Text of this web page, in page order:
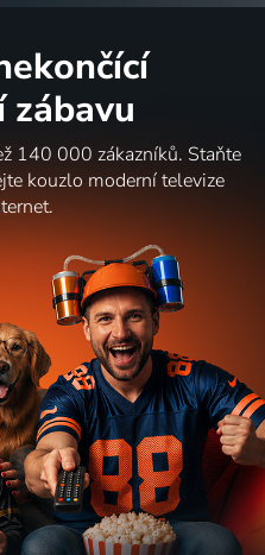
140 000 zákazníků. Staňte
kouzlo moderní televize